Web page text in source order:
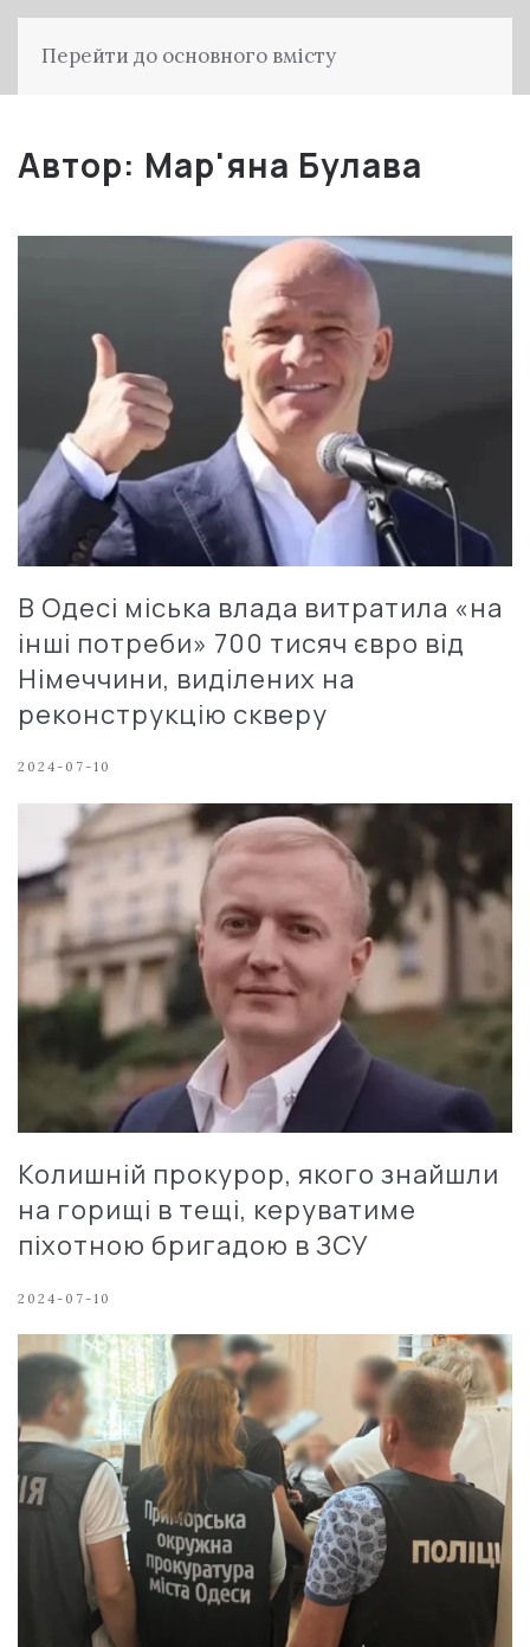
Перейти до основного вмісту
Автор: Мар'яна Булава
В Одесі міська влада витратила «на
інші потреби» 700 тисяч євро від
Німеччини, виділених на
реконструкцію скверу
2024-07-10
Колишній прокурор, якого знайшли
на горищі в тещі, керуватиме
піхотною бригадою в ЗСУ
2024-07-10